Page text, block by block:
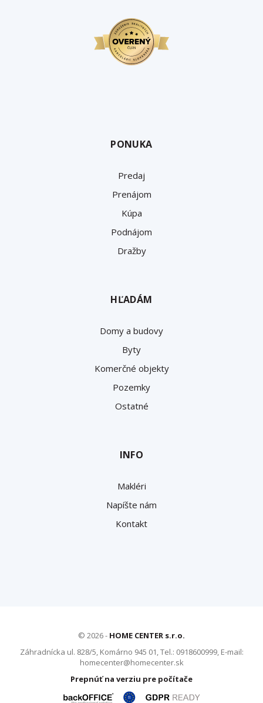
PONUKA
Predaj
Prenájom
Kúpa
Podnájom
Dražby
HĽADÁM
Domy a budovy
Byty
Komerčné objekty
Pozemky
Ostatné
INFO
Makléri
Napíšte nám
Kontakt
© 2026 - HOME CENTER s.r.o.
Záhradnícka ul. 828/5, Komárno 945 01, Tel.: 0918600999, E-mail:
homecenter@homecenter.sk
Prepnúť na verziu pre počítače